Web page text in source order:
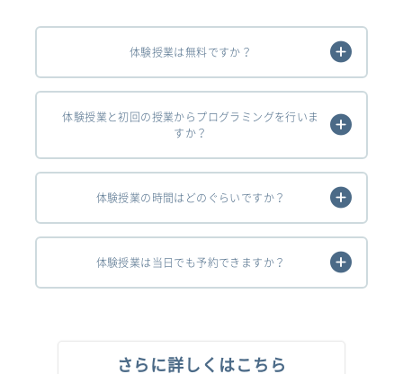
体験授業は無料ですか？
体験授業と初回の授業からプログラミングを行いま
すか？
体験授業の時間はどのぐらいですか？
体験授業は当日でも予約できますか？
さらに詳しくはこちら